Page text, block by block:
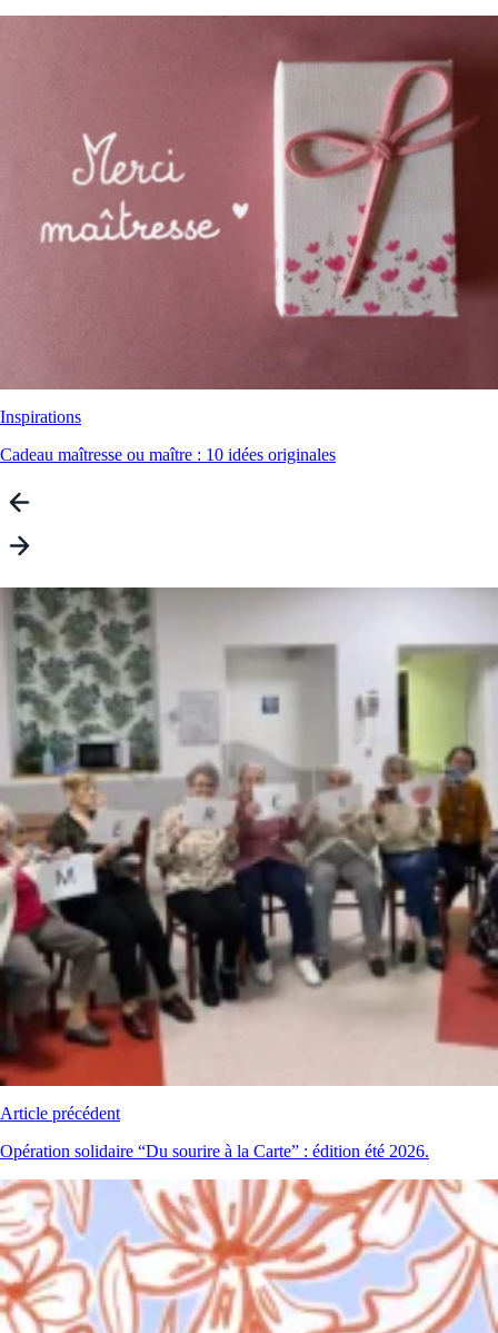
Inspirations
Cadeau maîtresse ou maître : 10 idées originales
Article précédent
Opération solidaire “Du sourire à la Carte” : édition été 2026.